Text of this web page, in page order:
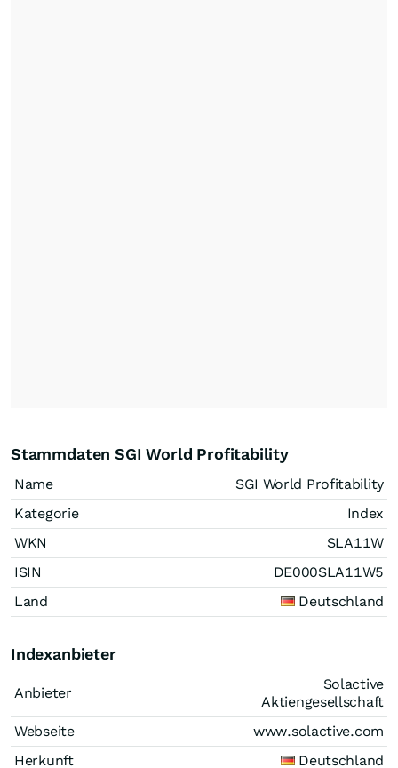
Stammdaten SGI World Profitability
Name
SGI World Profitability
Kategorie
Index
WKN
SLA11W
ISIN
DE000SLA11W5
Land
Deutschland
Indexanbieter
Anbieter
Solactive
Aktiengesellschaft
Webseite
www.solactive.com
Herkunft
Deutschland